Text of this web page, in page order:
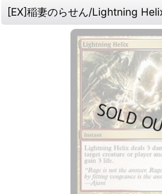
[EX]稲妻のらせん/Lightning